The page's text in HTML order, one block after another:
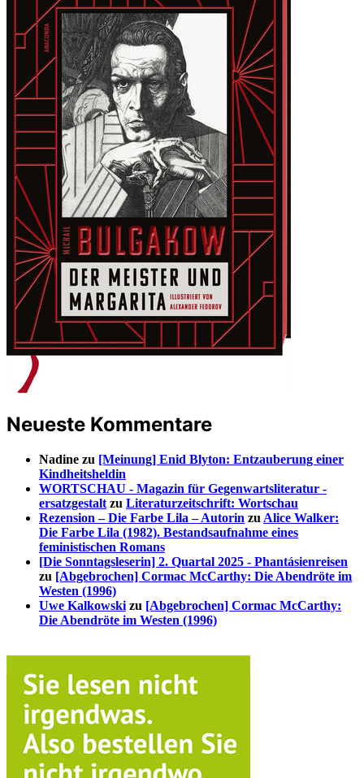
Neueste Kommentare
Nadine zu [Meinung] Enid Blyton: Entzauberung einer
Kindheitsheldin
WORTSCHAU - Magazin für Gegenwartsliteratur -
ersatzgestalt zu Literaturzeitschrift: Wortschau
Rezension – Die Farbe Lila – Autorin zu Alice Walker:
Die Farbe Lila (1982). Bestandsaufnahme eines
feministischen Romans
[Die Sonntagsleserin] 2. Quartal 2025 - Phantásienreisen
zu [Abgebrochen] Cormac McCarthy: Die Abendröte im
Westen (1996)
Uwe Kalkowski zu [Abgebrochen] Cormac McCarthy:
Die Abendröte im Westen (1996)